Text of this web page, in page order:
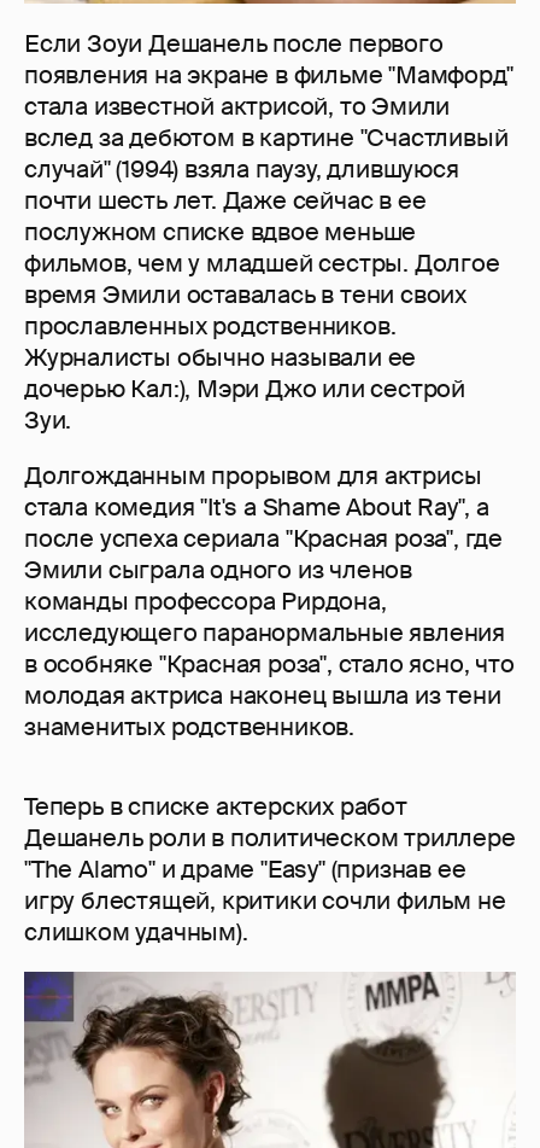
Если Зоуи Дешанель после первого
появления на экране в фильме "Мамфорд"
стала известной актрисой, то Эмили
вслед за дебютом в картине "Счастливый
случай" (1994) взяла паузу, длившуюся
почти шесть лет. Даже сейчас в ее
послужном списке вдвое меньше
фильмов, чем у младшей сестры. Долгое
время Эмили оставалась в тени своих
прославленных родственников.
Журналисты обычно называли ее
дочерью Кал:), Мэри Джо или сестрой
Зуи.
Долгожданным прорывом для актрисы
стала комедия "It's a Shame About Ray", а
после успеха сериала "Красная роза", где
Эмили сыграла одного из членов
команды профессора Рирдона,
исследующего паранормальные явления
в особняке "Красная роза", стало ясно, что
молодая актриса наконец вышла из тени
знаменитых родственников.
Теперь в списке актерских работ
Дешанель роли в политическом триллере
"The Alamo" и драме "Easy" (признав ее
игру блестящей, критики сочли фильм не
слишком удачным).